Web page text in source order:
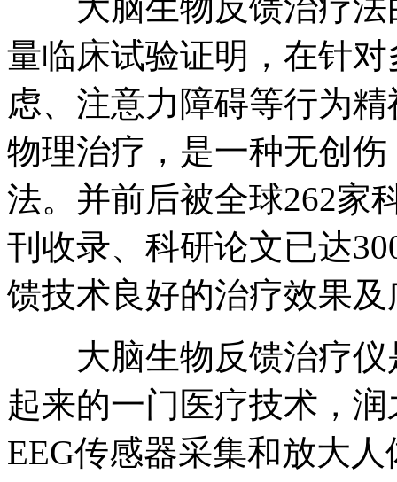
大脑生物反馈治疗法
量临床试验证明，在针
虑、注意力障碍等行为
物理治疗，是一种无创
法。并前后被全球262家
刊收录、科研论文已达
馈技术良好的治疗效果
大脑生物反馈治疗仪
起来的一门医疗技术，
EEG传感器采集和放大